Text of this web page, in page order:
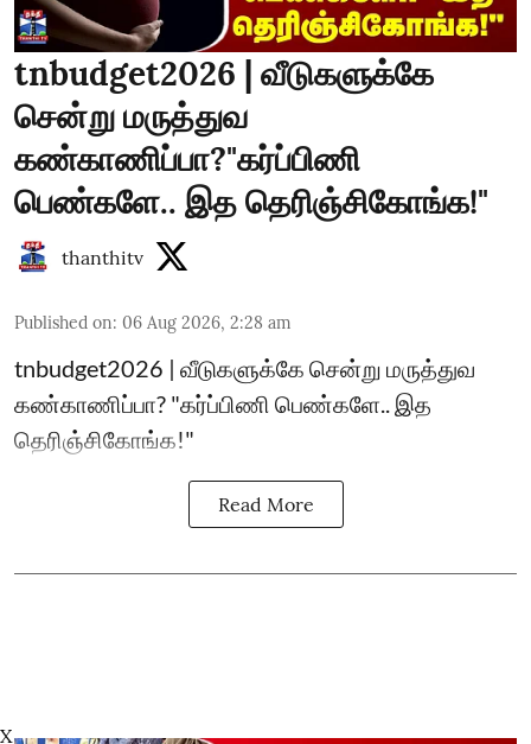
tnbudget2026 | வீடுகளுக்கே
சென்று மருத்துவ
கண்காணிப்பா?"கர்ப்பிணி
பெண்களே.. இத தெரிஞ்சிகோங்க!"
thanthitv
Published on: 06 Aug 2026, 2:28 am
tnbudget2026 | வீடுகளுக்கே சென்று மருத்துவ
கண்காணிப்பா? "கர்ப்பிணி பெண்களே.. இத
தெரிஞ்சிகோங்க!"
Read More
X